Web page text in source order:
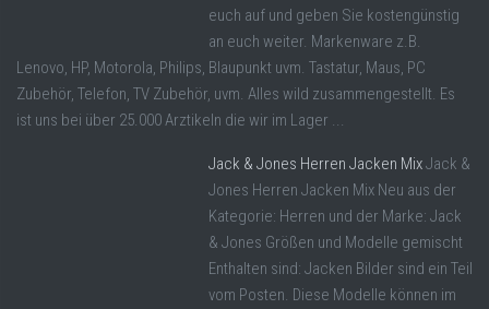
euch auf und geben Sie kostengünstig
an euch weiter. Markenware z.B.
Lenovo, HP, Motorola, Philips, Blaupunkt uvm. Tastatur, Maus, PC
Zubehör, Telefon, TV Zubehör, uvm. Alles wild zusammengestellt. Es
ist uns bei über 25.000 Arztikeln die wir im Lager ...
Jack & Jones Herren Jacken MixJack &
Jones Herren Jacken Mix Neu aus der
Kategorie: Herren und der Marke: Jack
& Jones Größen und Modelle gemischt
Enthalten sind: Jacken Bilder sind ein Teil
vom Posten. Diese Modelle können im